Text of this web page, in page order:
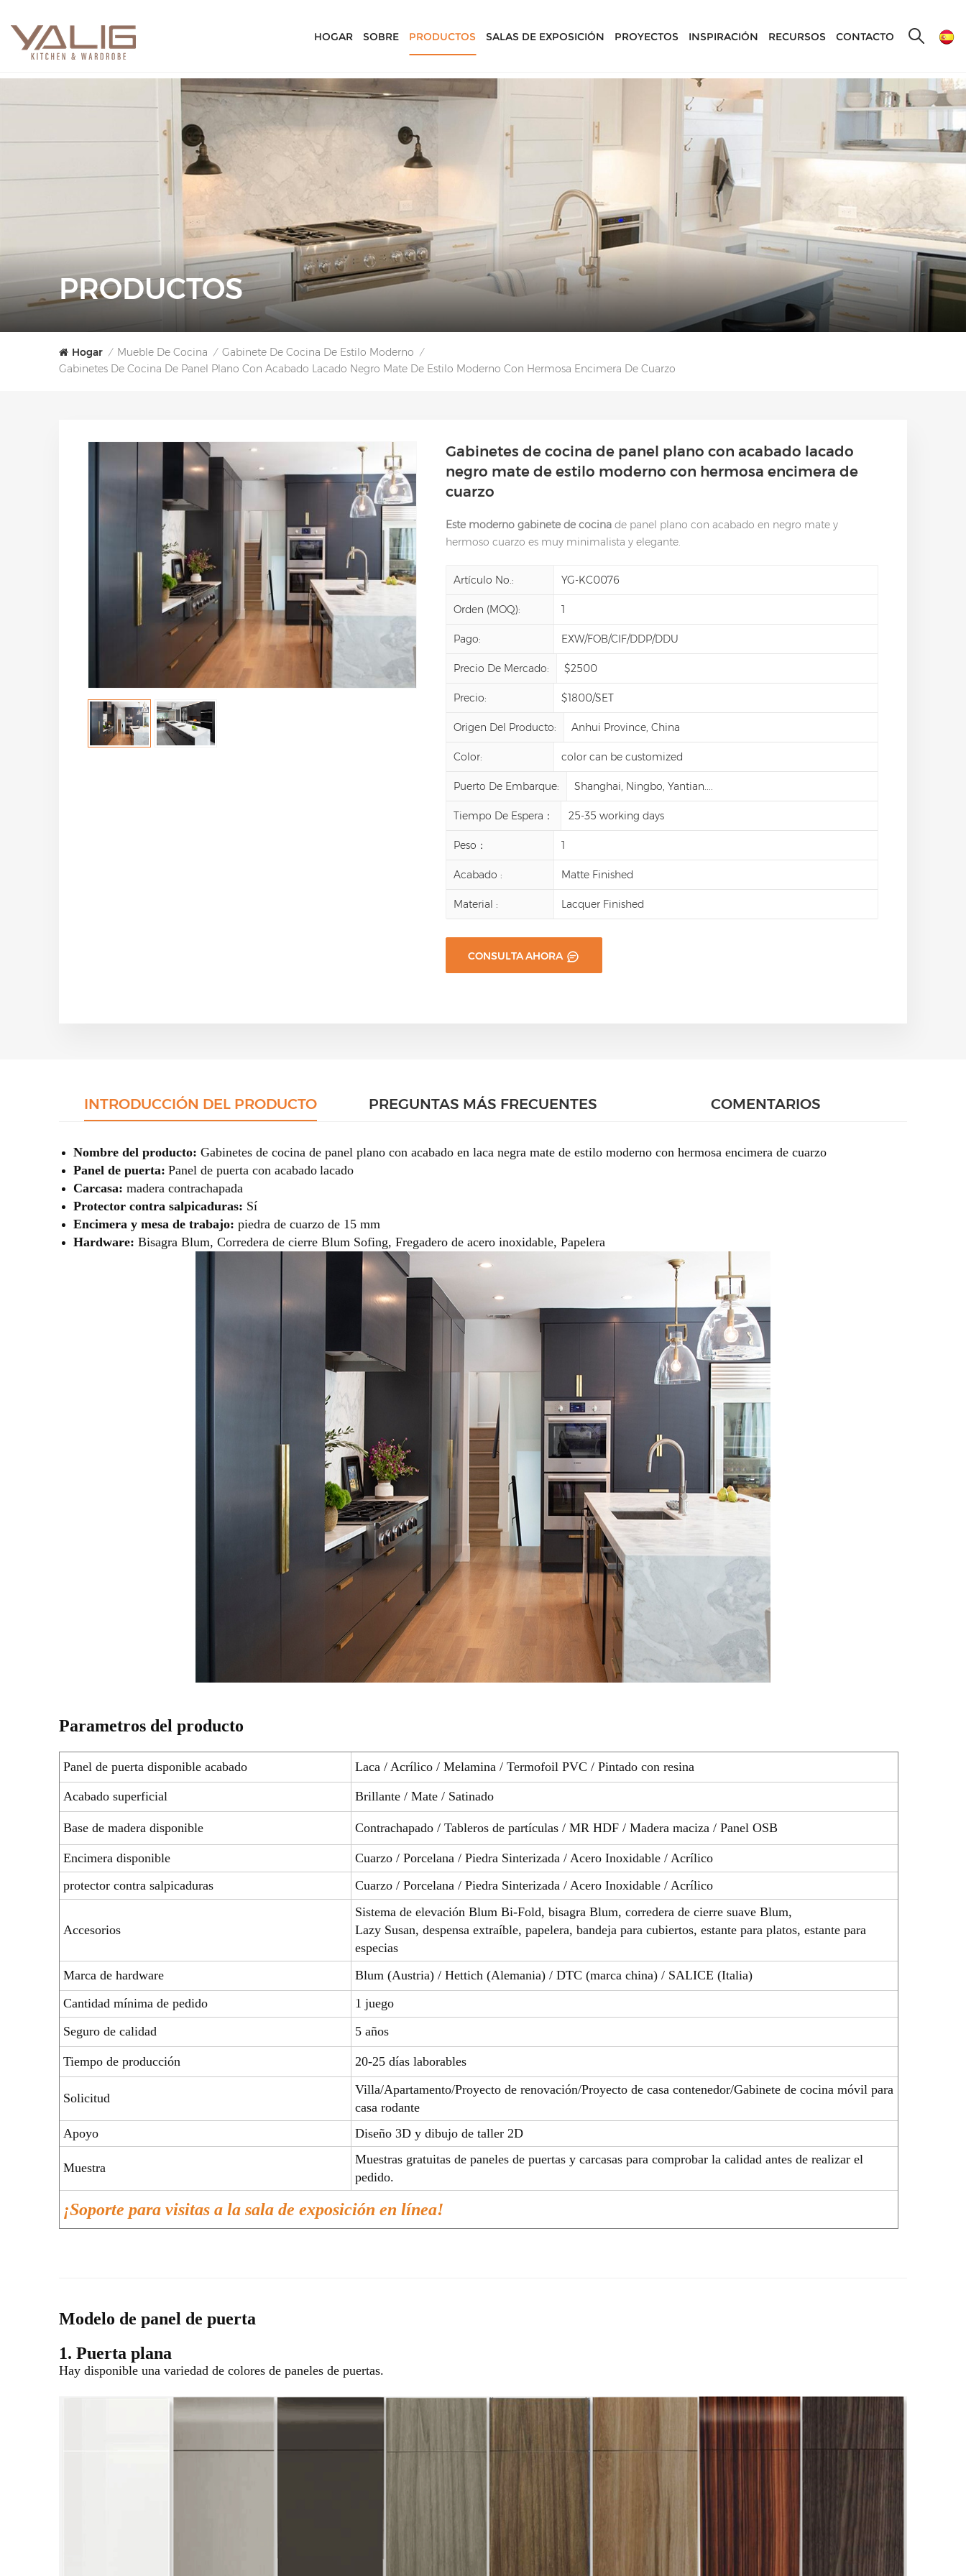
HOGAR SOBRE PRODUCTOS SALAS DE EXPOSICIÓN PROYECTOS INSPIRACIÓN RECURSOS CONTACTO
PRODUCTOS
Hogar / Mueble De Cocina / Gabinete De Cocina De Estilo Moderno /
Gabinetes De Cocina De Panel Plano Con Acabado Lacado Negro Mate De Estilo Moderno Con Hermosa Encimera De Cuarzo
Gabinetes de cocina de panel plano con acabado lacado
negro mate de estilo moderno con hermosa encimera de
cuarzo
Este moderno gabinete de cocina de panel plano con acabado en negro mate y
hermoso cuarzo es muy minimalista y elegante.
Artículo No.: YG-KC0076
Orden (MOQ): 1
Pago: EXW/FOB/CIF/DDP/DDU
Precio De Mercado: $2500
Precio: $1800/SET
Origen Del Producto: Anhui Province, China
Color: color can be customized
Puerto De Embarque: Shanghai, Ningbo, Yantian....
Tiempo De Espera： 25-35 working days
Peso： 1
Acabado : Matte Finished
Material : Lacquer Finished
CONSULTA AHORA
INTRODUCCIÓN DEL PRODUCTO PREGUNTAS MÁS FRECUENTES COMENTARIOS
Nombre del producto: Gabinetes de cocina de panel plano con acabado en laca negra mate de estilo moderno con hermosa encimera de cuarzo
Panel de puerta: Panel de puerta con acabado lacado
Carcasa: madera contrachapada
Protector contra salpicaduras: Sí
Encimera y mesa de trabajo: piedra de cuarzo de 15 mm
Hardware: Bisagra Blum, Corredera de cierre Blum Sofing, Fregadero de acero inoxidable, Papelera
Parametros del producto
Panel de puerta disponible acabado Laca / Acrílico / Melamina / Termofoil PVC / Pintado con resina
Acabado superficial Brillante / Mate / Satinado
Base de madera disponible Contrachapado / Tableros de partículas / MR HDF / Madera maciza / Panel OSB
Encimera disponible
Cuarzo / Porcelana / Piedra Sinterizada / Acero Inoxidable / Acrílico
protector contra salpicaduras
Cuarzo / Porcelana / Piedra Sinterizada / Acero Inoxidable / Acrílico
Accesorios
Sistema de elevación Blum Bi-Fold, bisagra Blum, corredera de cierre suave Blum,
Lazy Susan, despensa extraíble, papelera, bandeja para cubiertos, estante para platos, estante para
especias
Marca de hardware
Blum (Austria) / Hettich (Alemania) / DTC (marca china) / SALICE (Italia)
Cantidad mínima de pedido
1 juego
Seguro de calidad
5 años
Tiempo de producción 20-25 días laborables
Solicitud
Villa/Apartamento/Proyecto de renovación/Proyecto de casa contenedor/Gabinete de cocina móvil para
casa rodante
Apoyo
Diseño 3D y dibujo de taller 2D
Muestra
Muestras gratuitas de paneles de puertas y carcasas para comprobar la calidad antes de realizar el
pedido.
¡Soporte para visitas a la sala de exposición en línea!
Modelo de panel de puerta
1. Puerta plana
Hay disponible una variedad de colores de paneles de puertas.